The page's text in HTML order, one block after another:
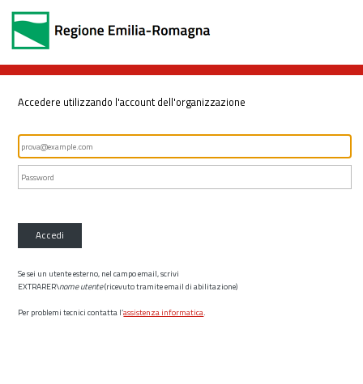
Accedere utilizzando l'account dell'organizzazione
Accedi
Se sei un utente esterno, nel campo email, scrivi
EXTRARER\nome utente(ricevuto tramite email di abilitazione)
Per problemi tecnici contatta l’assistenza informatica.